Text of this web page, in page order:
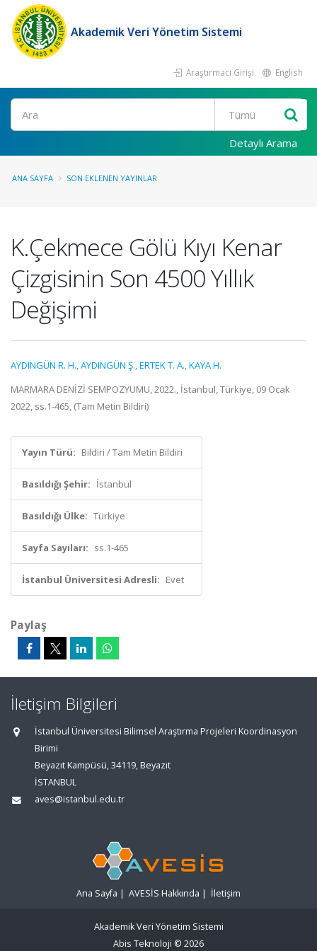
Akademik Veri Yönetim Sistemi
Araştırmacı Girişi English
Ara
Detaylı Arama
ANA SAYFA SON EKLENEN YAYINLAR
K.Çekmece Gölü Kıyı Kenar
Çizgisinin Son 4500 Yıllık
Değişimi
AYDINGÜN R. H.,AYDINGÜN Ş.,ERTEK T. A.,KAYA H.
MARMARA DENİZİ SEMPOZYUMU, 2022., İstanbul, Türkiye, 09 Ocak
2022, ss.1-465, (Tam Metin Bildiri)
Yayın Türü: Bildiri / Tam Metin Bildiri
Basıldığı Şehir: İstanbul
Basıldığı Ülke: Türkiye
Sayfa Sayıları: ss.1-465
İstanbul Üniversitesi Adresli: Evet
Paylaş
İletişim Bilgileri
İstanbul Üniversitesi Bilimsel Araştırma Projeleri Koordinasyon
Birimi
Beyazıt Kampüsü, 34119, Beyazıt
İSTANBUL
aves@istanbul.edu.tr
Ana Sayfa | AVESİS Hakkında | İletişim
Akademik Veri Yönetim Sistemi
Abis Teknoloji © 2026